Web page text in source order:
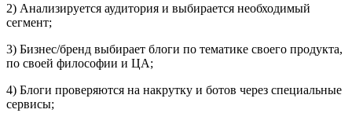
2) Анализируется аудитория и выбирается необходимый
сегмент;
3) Бизнес/бренд выбирает блоги по тематике своего продукта,
по своей философии и ЦА;
4) Блоги проверяются на накрутку и ботов через специальные
сервисы;